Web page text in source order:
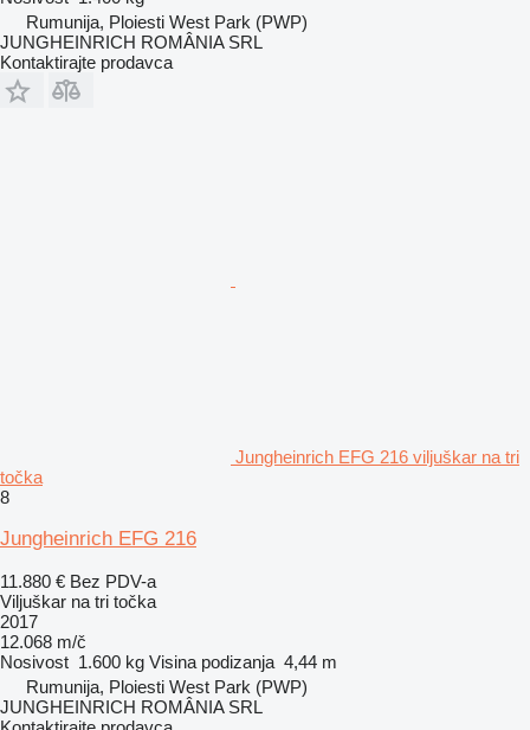
Rumunija, Ploiesti West Park (PWP)
JUNGHEINRICH ROMÂNIA SRL
Kontaktirajte prodavca
Jungheinrich EFG 216 viljuškar na tri
točka
8
Jungheinrich EFG 216
11.880 € Bez PDV-a
Viljuškar na tri točka
2017
12.068 m/č
Nosivost 1.600 kg Visina podizanja 4,44 m
Rumunija, Ploiesti West Park (PWP)
JUNGHEINRICH ROMÂNIA SRL